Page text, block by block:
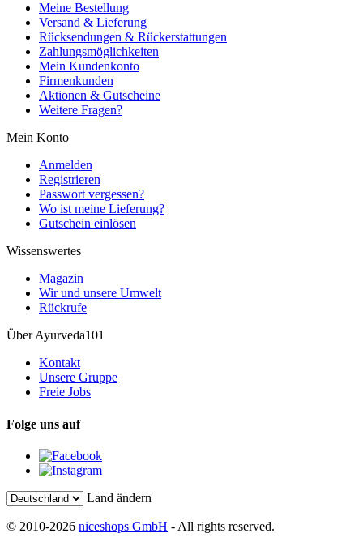
Meine Bestellung
Versand & Lieferung
Rücksendungen & Rückerstattungen
Zahlungsmöglichkeiten
Mein Kundenkonto
Firmenkunden
Aktionen & Gutscheine
Weitere Fragen?
Mein Konto
Anmelden
Registrieren
Passwort vergessen?
Wo ist meine Lieferung?
Gutschein einlösen
Wissenswertes
Magazin
Wir und unsere Umwelt
Rückrufe
Über Ayurveda101
Kontakt
Unsere Gruppe
Freie Jobs
Folge uns auf
Land ändern
© 2010-2026 niceshops GmbH - All rights reserved.